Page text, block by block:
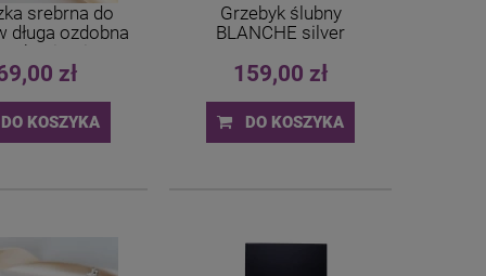
srebrna do
długa ozdobna
cyrkoniami
zł
DO KOSZYKA
Grzebyk ślubny
BLANCHE silver
159,00 zł
DO KOSZYKA